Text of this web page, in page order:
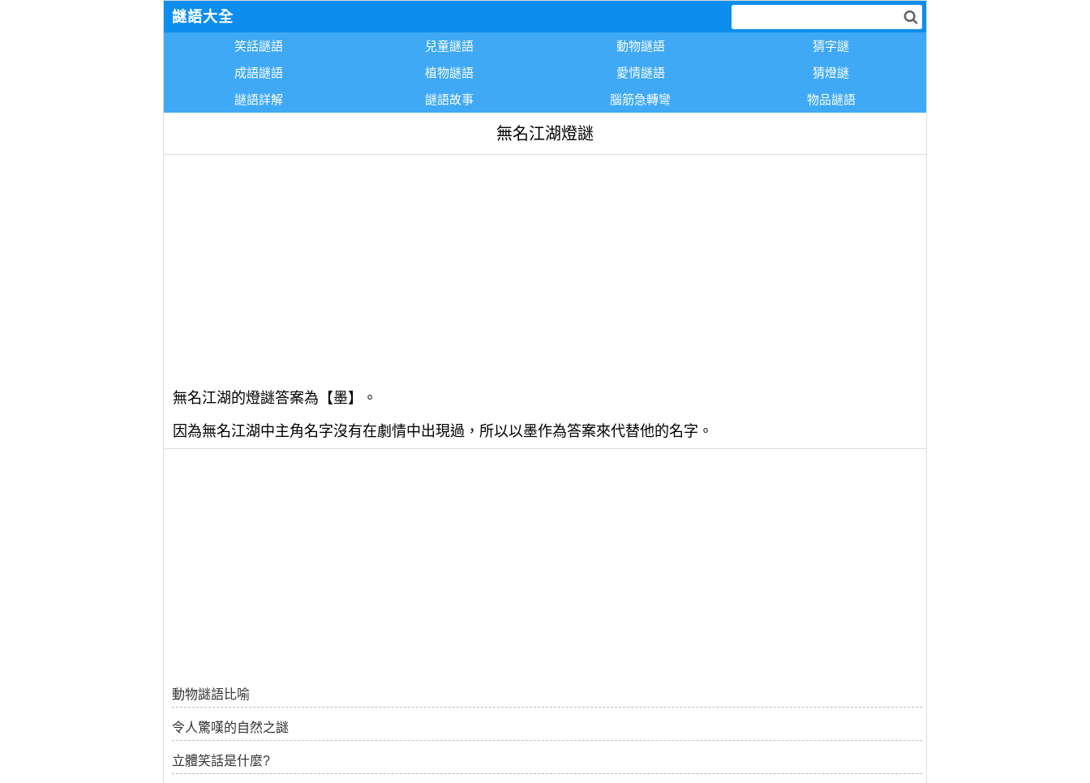
謎語大全
笑話謎語 兒童謎語 動物謎語
猜字謎
成語謎語
植物謎語 愛情謎語
猜燈謎
謎語詳解
謎語故事 腦筋急轉彎 物品謎語
無名江湖燈謎
無名江湖的燈謎答案為【墨】。
因為無名江湖中主角名字沒有在劇情中出現過，所以以墨作為答案來代替他的名字。
動物謎語比喻
令人驚嘆的自然之謎
立體笑話是什麼?